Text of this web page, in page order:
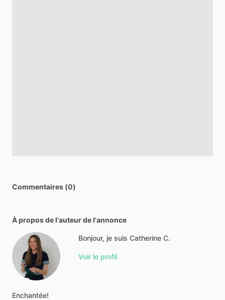
Commentaires (0)
À propos de l'auteur de l'annonce
Bonjour, je suis Catherine C.
Voir le profil
Enchantée!